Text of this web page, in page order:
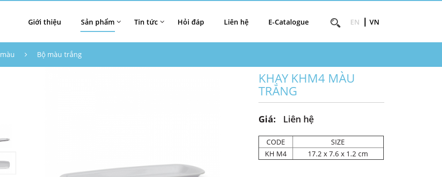
Giới thiệu Sản phẩm Tin tức Hỏi đáp Liên hệ E-Catalogue EN VN
Bộ màu trắng
KHAY KHM4 MÀU
TRẮNG
Giá: Liên hệ
CODE
SIZE
KH M4
17.2 x 7.6 x 1.2 cm